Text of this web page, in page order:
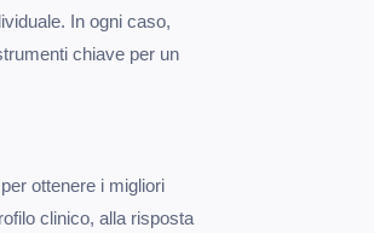
In ogni caso,
chiave per un
ottenere i migliori
clinico, alla risposta